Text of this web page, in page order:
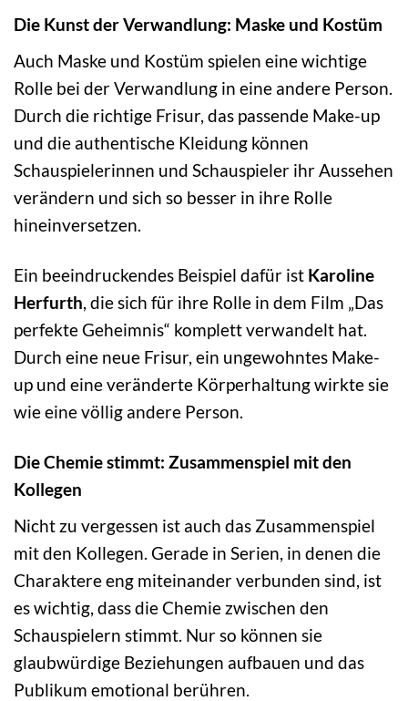
Die Kunst der Verwandlung: Maske und Kostüm
Auch Maske und Kostüm spielen eine wichtige
Rolle bei der Verwandlung in eine andere Person.
Durch die richtige Frisur, das passende Make-up
und die authentische Kleidung können
Schauspielerinnen und Schauspieler ihr Aussehen
verändern und sich so besser in ihre Rolle
hineinversetzen.
Ein beeindruckendes Beispiel dafür ist Karoline
Herfurth, die sich für ihre Rolle in dem Film „Das
perfekte Geheimnis“ komplett verwandelt hat.
Durch eine neue Frisur, ein ungewohntes Make-
up und eine veränderte Körperhaltung wirkte sie
wie eine völlig andere Person.
Die Chemie stimmt: Zusammenspiel mit den
Kollegen
Nicht zu vergessen ist auch das Zusammenspiel
mit den Kollegen. Gerade in Serien, in denen die
Charaktere eng miteinander verbunden sind, ist
es wichtig, dass die Chemie zwischen den
Schauspielern stimmt. Nur so können sie
glaubwürdige Beziehungen aufbauen und das
Publikum emotional berühren.